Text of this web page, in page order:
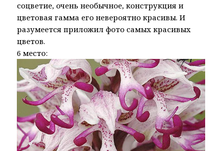
соцветие, очень необычное, конструкция и
цветовая гамма его невероятно красивы. И
разумеется приложил фото самых красивых
цветов.
6 место: